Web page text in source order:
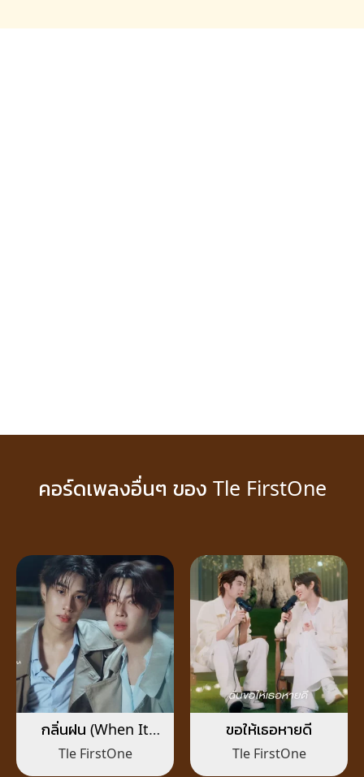
คอร์ดเพลงอื่นๆ ของ Tle FirstOne
กลิ่นฝน (When It
Rains)
Tle FirstOne
ขอให้เธอหายดี
Tle FirstOne